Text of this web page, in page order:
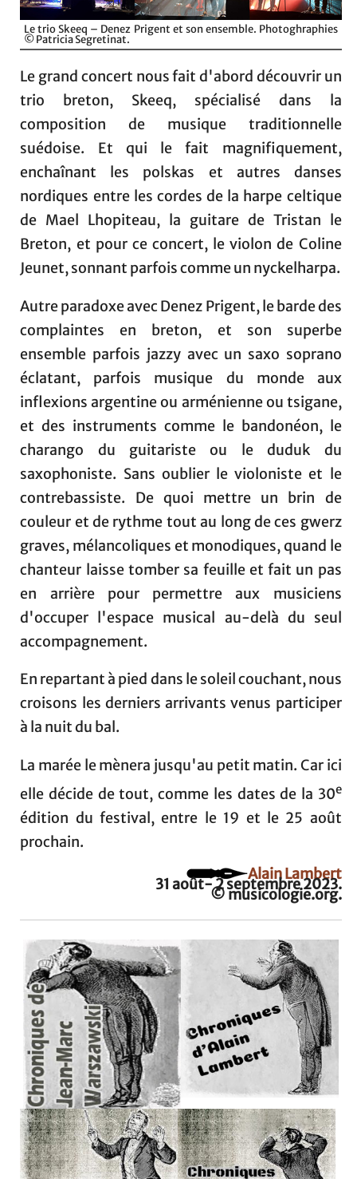
Le trio Skeeq – Denez Prigent et son ensemble. Photoghraphies
© Patricia Segretinat.
Le grand concert nous fait d'abord découvrir un
trio breton, Skeeq, spécialisé dans la
composition de musique traditionnelle
suédoise. Et qui le fait magnifiquement,
enchaînant les polskas et autres danses
nordiques entre les cordes de la harpe celtique
de Mael Lhopiteau, la guitare de Tristan le
Breton, et pour ce concert, le violon de Coline
Jeunet, sonnant parfois comme un nyckelharpa.
Autre paradoxe avec Denez Prigent, le barde des
complaintes en breton, et son superbe
ensemble parfois jazzy avec un saxo soprano
éclatant, parfois musique du monde aux
inflexions argentine ou arménienne ou tsigane,
et des instruments comme le bandonéon, le
charango du guitariste ou le duduk du
saxophoniste. Sans oublier le violoniste et le
contrebassiste. De quoi mettre un brin de
couleur et de rythme tout au long de ces gwerz
graves, mélancoliques et monodiques, quand le
chanteur laisse tomber sa feuille et fait un pas
en arrière pour permettre aux musiciens
d'occuper l'espace musical au-delà du seul
accompagnement.
En repartant à pied dans le soleil couchant, nous
croisons les derniers arrivants venus participer
à la nuit du bal.
La marée le mènera jusqu'au petit matin. Car ici
elle décide de tout, comme les dates de la 30e
édition du festival, entre le 19 et le 25 août
prochain.
Alain Lambert
31 août- 2 septembre 2023.
© musicologie.org.